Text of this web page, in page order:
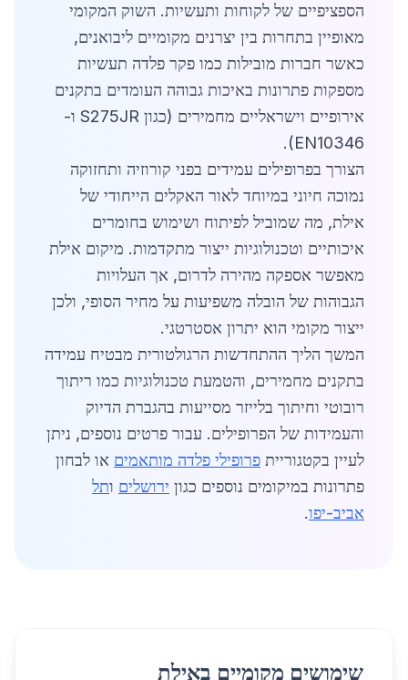
הספציפיים של לקוחות ותעשיות. השוק המקומי
מאופיין בתחרות בין יצרנים מקומיים ליבואנים,
כאשר חברות מובילות כמו פקר פלדה תעשיות
מספקות פתרונות באיכות גבוהה העומדים בתקנים
אירופיים וישראליים מחמירים (כגון S275JR ו-
EN10346).
הצורך בפרופילים עמידים בפני קורוזיה ותחזוקה
נמוכה חיוני במיוחד לאור האקלים הייחודי של
אילת, מה שמוביל לפיתוח ושימוש בחומרים
איכותיים וטכנולוגיות ייצור מתקדמות. מיקום אילת
מאפשר אספקה מהירה לדרום, אך העלויות
הגבוהות של הובלה משפיעות על מחיר הסופי, ולכן
ייצור מקומי הוא יתרון אסטרטגי.
המשך הליך ההתחדשות הרגולטורית מבטיח עמידה
בתקנים מחמירים, והטמעת טכנולוגיות כמו ריתוך
רובוטי וחיתוך בלייזר מסייעות בהגברת הדיוק
והעמידות של הפרופילים. עבור פרטים נוספים, ניתן
לעיין בקטגוריית פרופילי פלדה מותאמים או לבחון
פתרונות במיקומים נוספים כגון ירושלים ותל
אביב-יפו.
שימושים מקומיים באילת